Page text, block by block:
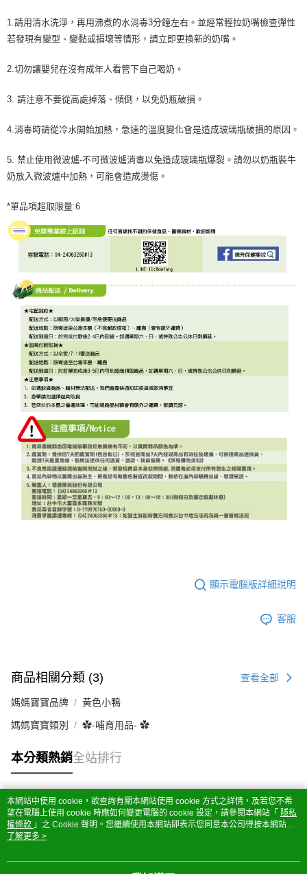
1.請用清水洗淨，再用沸煮的水消毒3分鐘左右。並經常輕拉奶嘴檢查彈性
若發現有變型、變黏或損壞等情形，請立即更換新的奶嘴。
2.切勿讓嬰兒在沒有成年人看管下自己喝奶。
3. 請注意不要從高處掉落、傾倒，以免奶瓶破損。
4.消毒時請從冷水開始加熱，急速的溫度變化會是造成玻璃瓶破損的原因。
5. 禁止使用微波爐-不可微波爐消毒以免造成玻璃瓶爆裂。請勿以奶瓶裝牛
奶放入微波爐中加熱，可能會造成燙傷。
*單品項超取限量:6
顯示電腦版詳細說明
客服
商品相關分類 (3) 查看全部
媽媽寶寶品牌 黃色小鴨
媽媽寶寶類別 ✿-哺育用品- ✿
本分類熱銷全站排行
熱門標籤
本網站中使用 cookie，欲查詢有關本網站使用 cookie 方式之詳情，及若您不希
望在電腦上使用 cookie 時應如何變更電腦的 cookie 設定，請參閱本網站「 隱私
權條款 」之 Cookie 聲明。您繼續使用本網站即表示您同意本公司得按本網站使
用條款之 Cookie 聲明使用 cookie。
了解更多 >